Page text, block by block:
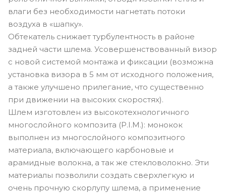
влаги без необходимости нагнетать потоки
воздуха в «шапку».
Обтекатель снижает турбулентность в районе
задней части шлема. Усовершенствованный визор
с новой системой монтажа и фиксации (возможна
установка визора в 5 мм от исходного положения,
а также улучшено прилегание, что существенно
при движении на высоких скоростях).
Шлем изготовлен из высокотехнологичного
многослойного композита (P.I.M.): монокок
выполнен из многослойного композитного
материала, включающего карбоновые и
арамидные волокна, а так же стекловолокно. Эти
материалы позволили создать сверхлегкую и
очень прочную скорлупу шлема, а применение